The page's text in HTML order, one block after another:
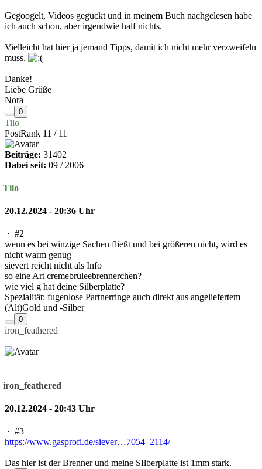
Gegoogelt, Videos geguckt und in meinem Buch nachgelesen habe
ich auch schon, aber irgendwie half nichts.
Vielleicht hat hier ja jemand Tipps, damit ich nicht mehr verzweifeln
muss.
Danke!
Liebe Grüße
Nora
0
Tilo
PostRank 11 / 11
Beiträge: 31402
Dabei seit: 09 / 2006
Tilo
20.12.2024 - 20:36 Uhr
· #2
wenn es bei winzige Sachen fließt und bei größeren nicht, wird es
nicht warm genug
sievert reicht nicht als Info
so eine Art cremebruleebrennerchen?
wie viel g hat deine Silberplatte?
Spezialität: fugenlose Partnerringe auch direkt aus angeliefertem
(Alt)Gold und -Silber
0
iron_feathered
iron_feathered
20.12.2024 - 20:43 Uhr
· #3
https://www.gasprofi.de/siever…7054_2114/
Das hier ist der Brenner und meine SIlberplatte ist 1mm stark.